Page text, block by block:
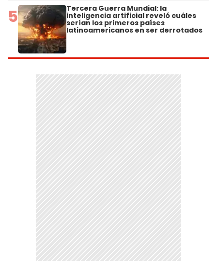
5 Tercera Guerra Mundial: la
inteligencia artificial reveló cuáles
serían los primeros países
latinoamericanos en ser derrotados